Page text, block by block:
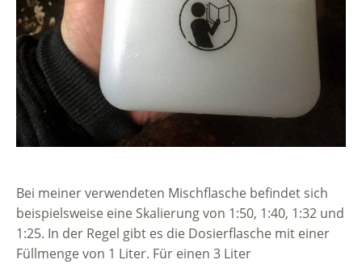
Bei meiner verwendeten Mischflasche befindet sich
beispielsweise eine Skalierung von 1:50, 1:40, 1:32 und
1:25. In der Regel gibt es die Dosierflasche mit einer
Füllmenge von 1 Liter. Für einen 3 Liter